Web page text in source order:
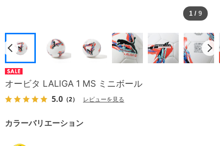
1 / 9
オービタ LALIGA 1 MS ミニボール
5.0 （2） レビューを見る
カラーバリエーション